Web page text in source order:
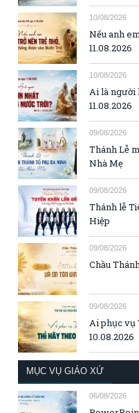
10/08/2026
Nếu anh
11.08.2026
10/08/2026
Ai là người
11.08.2026
09/08/2026
Thánh Lễ
Nhà Mẹ
09/08/2026
Thánh lễ
Hiệp
09/08/2026
Chầu
09/08/2026
Ai phục vụ
10.08.2026
MỤC VỤ GIÁO XỨ
06/08/2026